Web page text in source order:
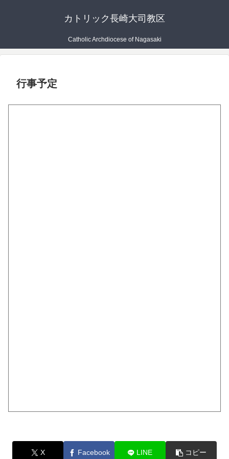
カトリック長崎大司教区
Catholic Archdiocese of Nagasaki
行事予定
X Facebook LINE コピー